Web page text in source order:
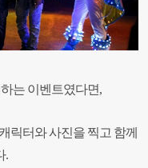
는 이벤트였다면,
릭터와 사진을 찍고 함께
.